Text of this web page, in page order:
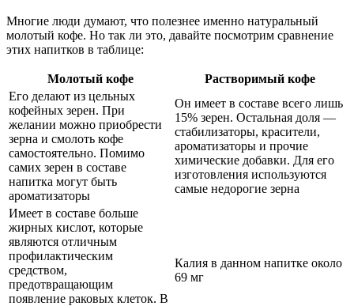
Многие люди думают, что полезнее именно натуральный
молотый кофе. Но так ли это, давайте посмотрим сравнение
этих напитков в таблице:
Молотый кофе
Растворимый кофе
Его делают из цельных
кофейных зерен. При
желании можно приобрести
зерна и смолоть кофе
самостоятельно. Помимо
самих зерен в составе
напитка могут быть
ароматизаторы
Он имеет в составе всего лишь
15% зерен. Остальная доля —
стабилизаторы, красители,
ароматизаторы и прочие
химические добавки. Для его
изготовления используются
самые недорогие зерна
Имеет в составе больше
жирных кислот, которые
являются отличным
профилактическим
средством,
предотвращающим
появление раковых клеток. В
Калия в данном напитке около
69 мг